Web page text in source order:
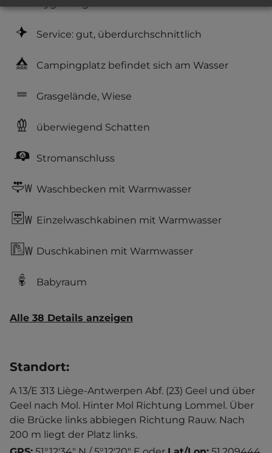
Service: gut, überdurchschnittlich
Campingplatz befindet sich am Wasser
Grasgelände, Wiese
überwiegend Schatten
Stromanschluss
Waschbecken mit Warmwasser
Einzelwaschkabinen mit Warmwasser
Duschkabinen mit Warmwasser
Babyraum
Alle 38 Details anzeigen
Standort:
A 13/E 313 Liège-Antwerpen Abf. (23) Geel und über
Geel nach Mol. Hinter Mol Richtung Lommel. Über
die Brücke links abbiegen Richtung Rauw. Nach
200 m liegt der Platz links.